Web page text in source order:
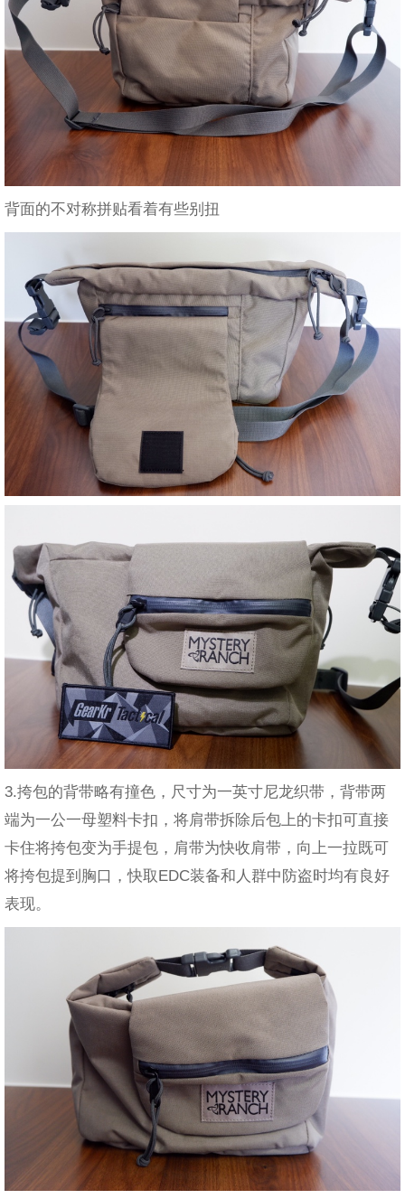
背面的不对称拼贴看着有些别扭
3.挎包的背带略有撞色，尺寸为一英寸尼龙织带，背带两
端为一公一母塑料卡扣，将肩带拆除后包上的卡扣可直接
卡住将挎包变为手提包，肩带为快收肩带，向上一拉既可
将挎包提到胸口，快取EDC装备和人群中防盗时均有良好
表现。